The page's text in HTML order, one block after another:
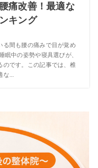
痛改善！最適な
キング
る間も腰の痛みで目が覚め
眠中の姿勢や寝具選びが、
のです。この記事では、椎
...